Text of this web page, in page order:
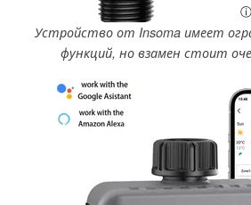
ⓘ
Устройство от Insoma имеет
функций, но взамен стоит